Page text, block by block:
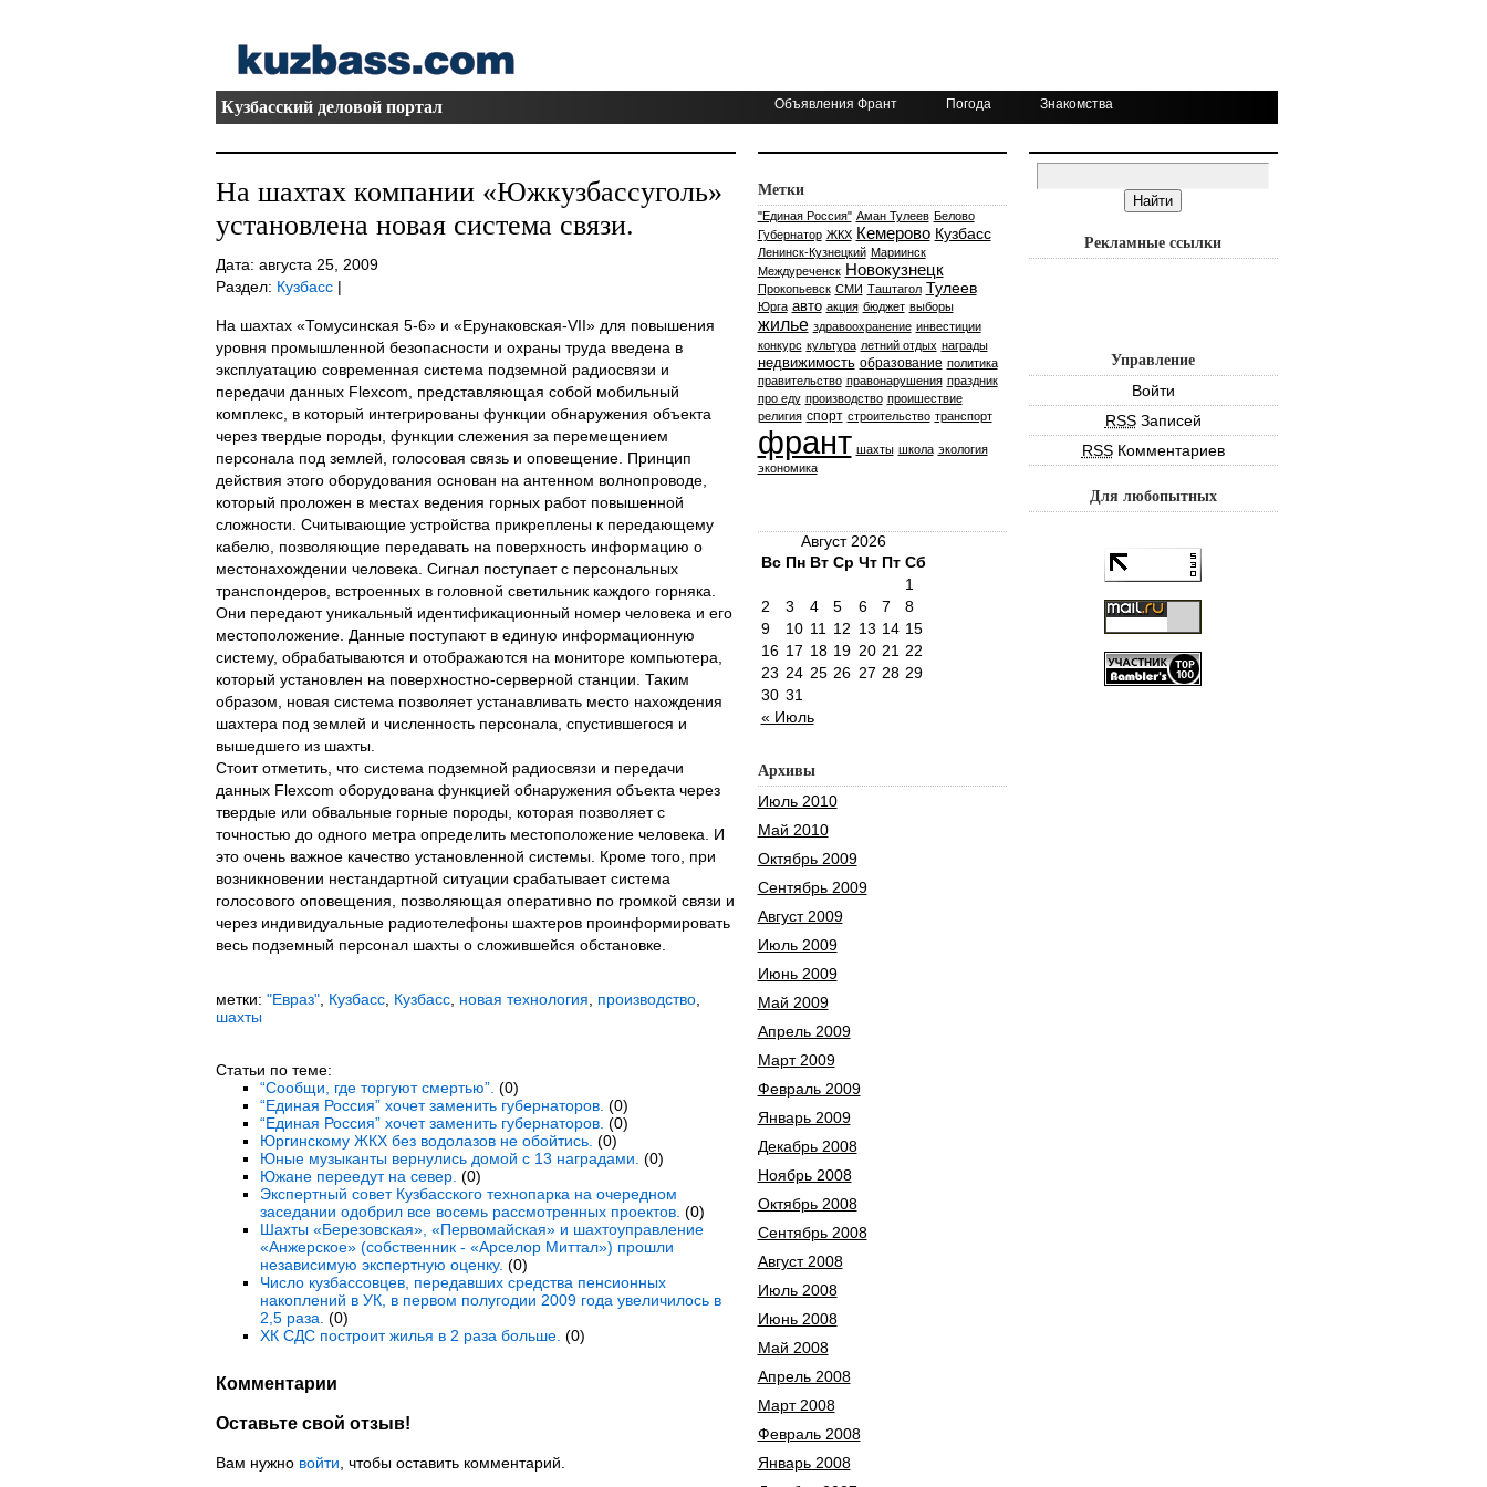
Кузбасский деловой портал Объявления Франт Погода Знакомства
На шахтах компании «Южкузбассуголь»
установлена новая система связи.
Дата: августа 25, 2009
Раздел: Кузбасс|
На шахтах «Томусинская 5-6» и «Ерунаковская-VII» для повышения
уровня промышленной безопасности и охраны труда введена в
эксплуатацию современная система подземной радиосвязи и
передачи данных Flexcom, представляющая собой мобильный
комплекс, в который интегрированы функции обнаружения объекта
через твердые породы, функции слежения за перемещением
персонала под землей, голосовая связь и оповещение. Принцип
действия этого оборудования основан на антенном волнопроводе,
который проложен в местах ведения горных работ повышенной
сложности. Считывающие устройства прикреплены к передающему
кабелю, позволяющие передавать на поверхность информацию о
местонахождении человека. Сигнал поступает с персональных
транспондеров, встроенных в головной светильник каждого горняка.
Они передают уникальный идентификационный номер человека и его
местоположение. Данные поступают в единую информационную
систему, обрабатываются и отображаются на мониторе компьютера,
который установлен на поверхностно-серверной станции. Таким
образом, новая система позволяет устанавливать место нахождения
шахтера под землей и численность персонала, спустившегося и
вышедшего из шахты.
Стоит отметить, что система подземной радиосвязи и передачи
данных Flexcom оборудована функцией обнаружения объекта через
твердые или обвальные горные породы, которая позволяет с
точностью до одного метра определить местоположение человека. И
это очень важное качество установленной системы. Кроме того, при
возникновении нестандартной ситуации срабатывает система
голосового оповещения, позволяющая оперативно по громкой связи и
через индивидуальные радиотелефоны шахтеров проинформировать
весь подземный персонал шахты о сложившейся обстановке.
метки: "Евраз", Кузбасс, Кузбасс, новая технология производство,
шахты
Статьи по теме:
“Сообщи, где торгуют смертью”. (0)
“Единая Россия” хочет заменить губернаторов. (0)
“Единая Россия” хочет заменить губернаторов. (0)
Юргинскому ЖКХ без водолазов не обойтись. (0)
Юные музыканты вернулись домой с 13 наградами. (0)
Южане переедут на север. (0)
Экспертный совет Кузбасского технопарка на очередном
заседании одобрил все восемь рассмотренных проектов. (0)
Шахты «Березовская», «Первомайская» и шахтоуправление
«Анжерское» (собственник - «Арселор Миттал») прошли
независимую экспертную оценку. (0)
Число кузбассовцев, передавших средства пенсионных
накоплений в УК, в первом полугодии 2009 года увеличилось в
2,5 раза. (0)
ХК СДС построит жилья в 2 раза больше. (0)
Комментарии
Оставьте свой отзыв!
Вам нужно войти , чтобы оставить комментарий.
Метки
"Единая Россия" Аман Тулеев Белово
Губернатор ЖКХ Кемерово Кузбасс
Ленинск-Кузнецкий Мариинск
Междуреченск Новокузнецк
Прокопьевск СМИ Таштагол Тулеев
Юрга авто акция бюджет выборы
жилье здравоохранение инвестиции
конкурс культура летний отдых награды
недвижимость образование политика
правительство правонарушения праздник
про еду производство проишествие
религия спорт строительство транспорт
франт шахты школа экология
экономика
Август 2026
Вс Пн Вт Ср Чт Пт Сб
« Июль
1
2
3 4 5 6 7
8
9
10 11 12 13 14 15
16 17 18 19 20 21 22
23 24 25 26 27 28 29
30 31
Архивы
Июль 2010
Май 2010
Октябрь 2009
Сентябрь 2009
Август 2009
Июль 2009
Июнь 2009
Май 2009
Апрель 2009
Март 2009
Февраль 2009
Январь 2009
Декабрь 2008
Ноябрь 2008
Октябрь 2008
Сентябрь 2008
Август 2008
Июль 2008
Июнь 2008
Май 2008
Апрель 2008
Март 2008
Февраль 2008
Январь 2008
Рекламные ссылки
Управление
Войти
RSSЗаписей
RSSКомментариев
Для любопытных